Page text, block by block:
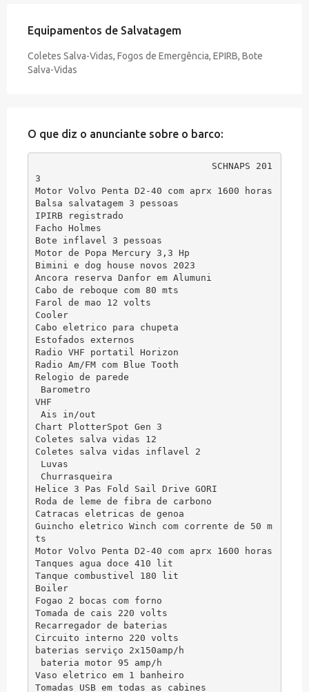
Equipamentos de Salvatagem
Coletes Salva-Vidas, Fogos de Emergência, EPIRB, Bote
Salva-Vidas
O que diz o anunciante sobre o barco:
SCHNAPS 201
3
Motor Volvo Penta D2-40 com aprx 1600 horas
Balsa salvatagem 3 pessoas
IPIRB registrado
Facho Holmes
Bote inflavel 3 pessoas
Motor de Popa Mercury 3,3 Hp
Bimini e dog house novos 2023
Ancora reserva Danfor em Alumuni
Cabo de reboque com 80 mts
Farol de mao 12 volts
Cooler
Cabo eletrico para chupeta
Estofados externos
Radio VHF portatil Horizon
Radio Am/FM com Blue Tooth
Relogio de parede
VHF
Chart PlotterSpot Gen 3
Coletes salva vidas 12
Coletes salva vidas inflavel 2
Helice 3 Pas Fold Sail Drive GORI
Roda de leme de fibra de carbono
Catracas eletricas de genoa
Guincho eletrico Winch com corrente de 50 m
ts
Motor Volvo Penta D2-40 com aprx 1600 horas
Tanques agua doce 410 lit
Tanque combustivel 180 lit
Boiler
Fogao 2 bocas com forno
Tomada de cais 220 volts
Recarregador de baterias
Circuito interno 220 volts
baterias serviço 2x150amp/h
Vaso eletrico em 1 banheiro
Tomadas USB em todas as cabines